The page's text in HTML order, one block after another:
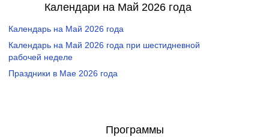
Календари на Май 2026 года
Календарь на Май 2026 года
Календарь на Май 2026 года при шестидневной
рабочей неделе
Праздники в Мае 2026 года
Программы